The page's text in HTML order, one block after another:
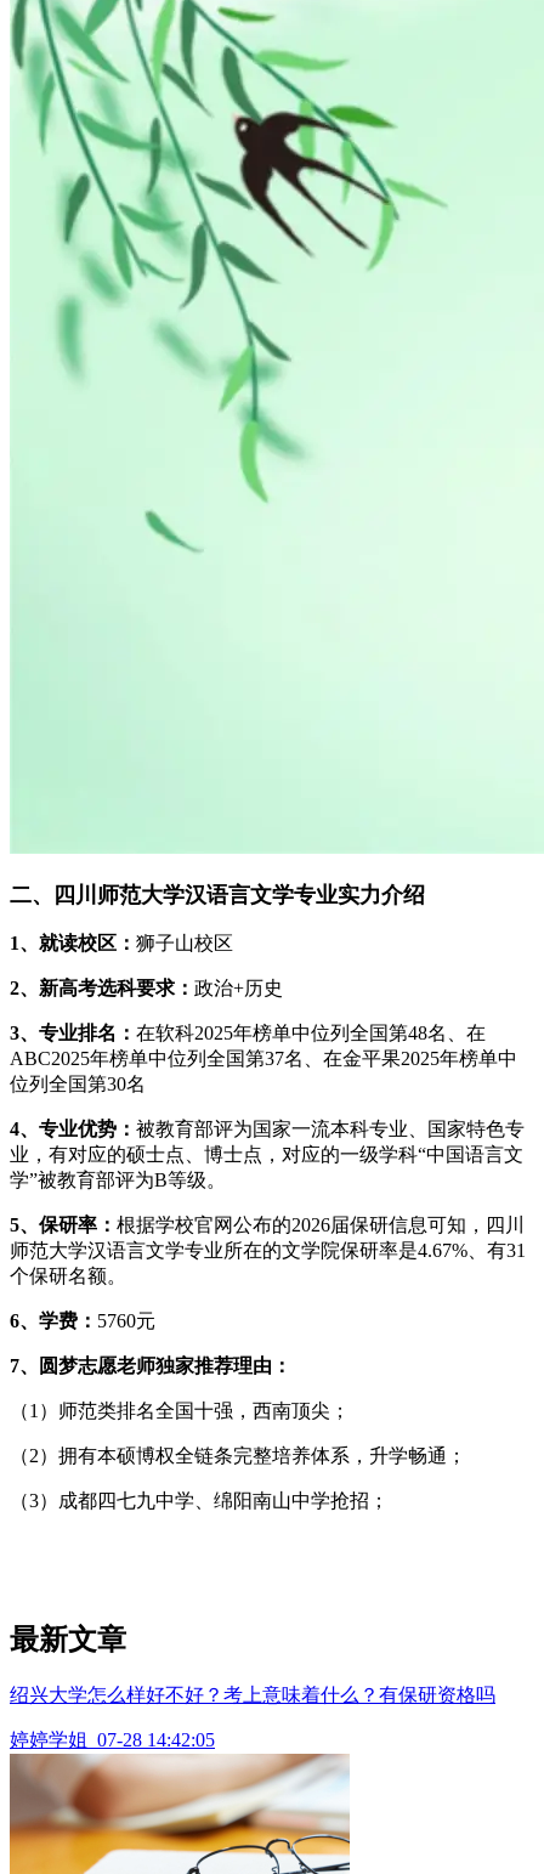
二、四川师范大学汉语言文学专业实力介绍
1、就读校区： 狮子山校区
2、新高考选科要求： 政治+历史
3、专业排名： 在软科2025年榜单中位列全国第48名、在
ABC2025年榜单中位列全国第37名、在金平果2025年榜单中
位列全国第30名
4、专业优势： 被教育部评为国家一流本科专业、国家特色专
业，有对应的硕士点、博士点，对应的一级学科“中国语言文
学”被教育部评为B等级。
5、保研率： 根据学校官网公布的2026届保研信息可知，四川
师范大学汉语言文学专业所在的文学院保研率是4.67%、有31
个保研名额。
6、学费： 5760元
7、圆梦志愿老师独家推荐理由：
（1）师范类排名全国十强，西南顶尖；
（2）拥有本硕博权全链条完整培养体系，升学畅通；
（3）成都四七九中学、绵阳南山中学抢招；
最新文章
绍兴大学怎么样好不好？考上意味着什么？有保研资格吗
婷婷学姐 07-28 14:42:05